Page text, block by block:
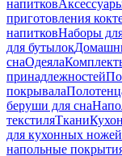
напитков
приготовления
напитковНаборы
для бутылок
снаОдеяла
принадлежностей
покрывала
беруши для сна
текстиляТкани
для кухонных ножей
напольные